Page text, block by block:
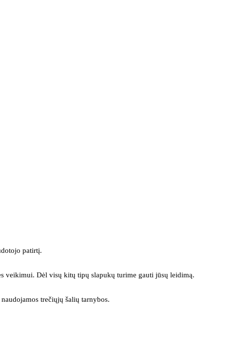
patirtį.
veikimui. Dėl visų kitų tipų slapukų turime gauti jūsų leidimą.
trečiųjų šalių tarnybos.